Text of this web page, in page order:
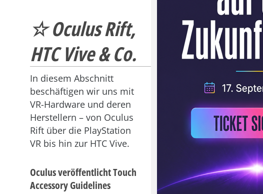
☆ Oculus Rift,
HTC Vive & Co.
In diesem Abschnitt
beschäftigen wir uns mit
VR-Hardware und deren
Herstellern – von Oculus
Rift über die PlayStation
VR bis hin zur HTC Vive.
Oculus veröffentlicht Touch
Accessory Guidelines